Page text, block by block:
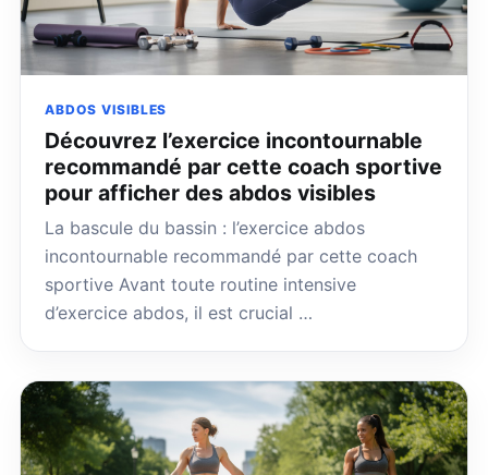
ABDOS VISIBLES
Découvrez l’exercice incontournable
recommandé par cette coach sportive
pour afficher des abdos visibles
La bascule du bassin : l’exercice abdos
incontournable recommandé par cette coach
sportive Avant toute routine intensive
d’exercice abdos, il est crucial …